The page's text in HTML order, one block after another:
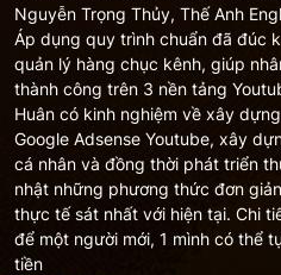
Nguyễn Trọng Thủy, Thế Anh
Áp dụng quy trình chuẩn đã đúc
quản lý hàng chục kênh, giúp
thành công trên 3 nền tảng
Huân có kinh nghiệm về xây
Google Adsense Youtube, xây
cá nhân và đồng thời phát triển
nhật những phương thức đơn
thực tế sát nhất với hiện tại. Chi
để một người mới, 1 mình có thể
tiền